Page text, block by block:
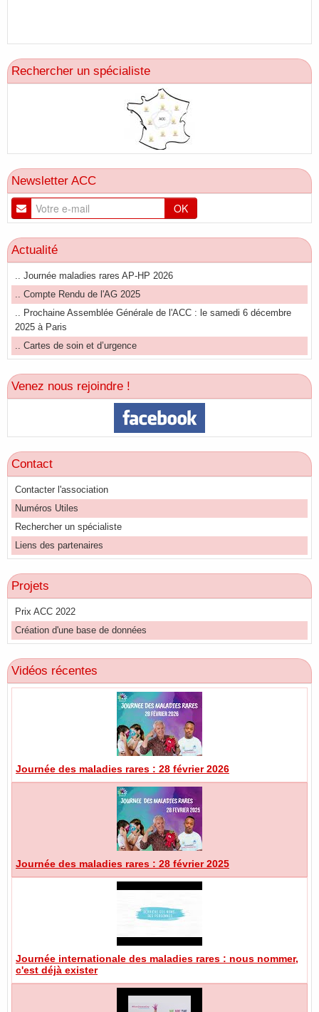
Rechercher un spécialiste
Newsletter ACC
OK
Actualité
.. Journée maladies rares AP-HP 2026
.. Compte Rendu de l'AG 2025
.. Prochaine Assemblée Générale de l'ACC : le samedi 6 décembre
2025 à Paris
.. Cartes de soin et d’urgence
Venez nous rejoindre !
Contact
Contacter l'association
Numéros Utiles
Rechercher un spécialiste
Liens des partenaires
Projets
Prix ACC 2022
Création d'une base de données
Vidéos récentes
Journée des maladies rares : 28 février 2026
Journée des maladies rares : 28 février 2025
Journée internationale des maladies rares : nous nommer,
c'est déjà exister